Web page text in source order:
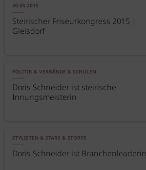
30.05.2015
Steirischer Friseurkongress 2015 |
Gleisdorf
POLITIK & VERBÄNDE & SCHULEN
Doris Schneider ist steirische
Innungsmeisterin
STYLISTEN & STARS & STORYS
Doris Schneider ist Branchenleaderin